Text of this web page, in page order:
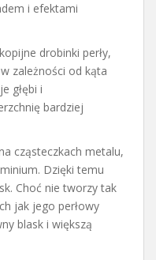
i efektami
drobinki perły,
zależności od kąta
głębi i
bardziej
cząsteczkach metalu,
Dzięki temu
Choć nie tworzy tak
jak jego perłowy
blask i większą